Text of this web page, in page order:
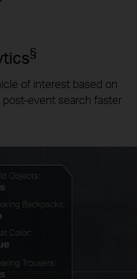
§
of interest based on
event search faster